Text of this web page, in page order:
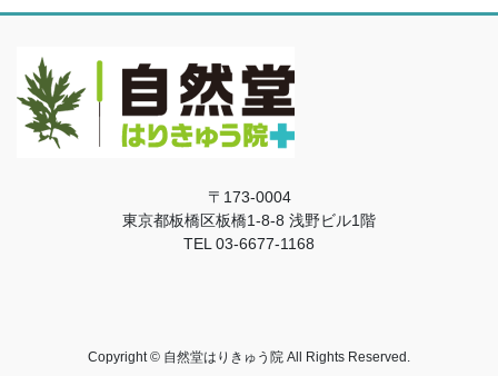
〒173-0004
東京都板橋区板橋1-8-8 浅野ビル1階
TEL 03-6677-1168
Copyright © 自然堂はりきゅう院 All Rights Reserved.